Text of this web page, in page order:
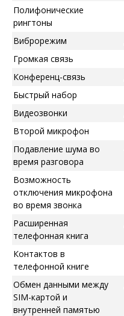
Полифонические
рингтоны
Виброрежим
Громкая связь
Конференц-связь
Быстрый набор
Видеозвонки
Второй микрофон
Подавление шума во
время разговора
Возможность
отключения микрофона
во время звонка
Расширенная
телефонная книга
Контактов в
телефонной книге
Обмен данными между
SIM-картой и
внутренней памятью